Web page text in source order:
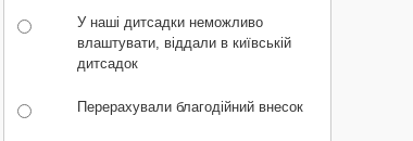
У наші дитсадки неможливо
влаштувати, віддали в київській
дитсадок
Перерахували благодійний внесок